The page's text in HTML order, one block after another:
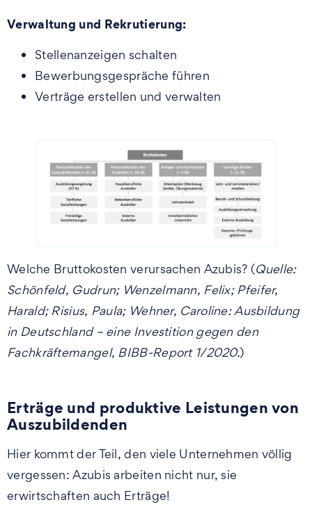
Verwaltung und Rekrutierung:
Stellenanzeigen schalten
Bewerbungsgespräche führen
Verträge erstellen und verwalten
Welche Bruttokosten verursachen Azubis? (Quelle:
Schönfeld, Gudrun; Wenzelmann, Felix; Pfeifer,
Harald; Risius, Paula; Wehner, Caroline: Ausbildung
in Deutschland – eine Investition gegen den
Fachkräftemangel, BIBB-Report 1/2020.)
Erträge und produktive Leistungen von
Auszubildenden
Hier kommt der Teil, den viele Unternehmen völlig
vergessen: Azubis arbeiten nicht nur, sie
erwirtschaften auch Erträge!